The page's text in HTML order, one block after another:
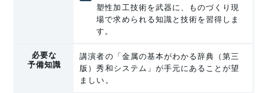
塑性加工技術を武器に、ものづくり現
場で求められる知識と技術を習得しま
す。
必要な
予備知識
講演者の「金属の基本がわかる辞典（第三
版）秀和システム」が手元にあることが望
ましい。